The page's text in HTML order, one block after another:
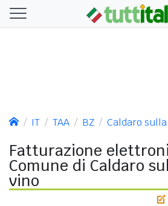
IT TAA BZ Caldaro
Fatturazione
Comune di Caldaro
vino